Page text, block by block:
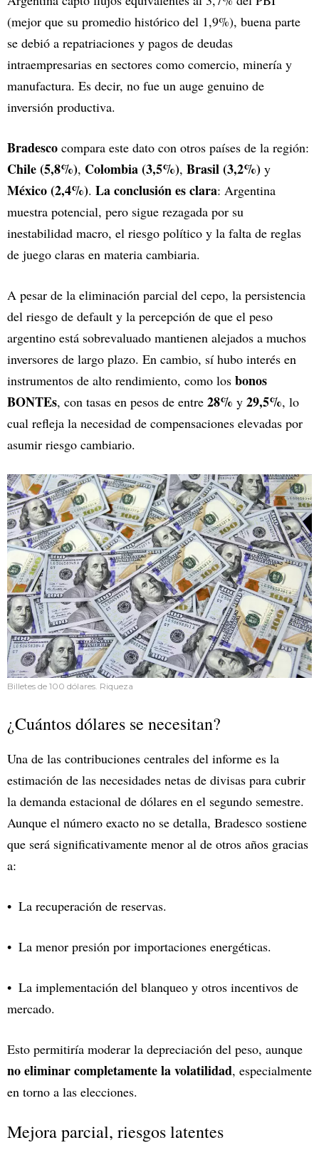
(mejor que su promedio histórico del 1,9%), buena parte
se debió a repatriaciones y pagos de deudas
intraempresarias en sectores como comercio, minería y
manufactura. Es decir, no fue un auge genuino de
inversión productiva.
Bradesco compara este dato con otros países de la región:
Chile (5,8%), Colombia (3,5%), Brasil (3,2%) y
México (2,4%). La conclusión es clara: Argentina
muestra potencial, pero sigue rezagada por su
inestabilidad macro, el riesgo político y la falta de reglas
de juego claras en materia cambiaria.
A pesar de la eliminación parcial del cepo, la persistencia
del riesgo de default y la percepción de que el peso
argentino está sobrevaluado mantienen alejados a muchos
inversores de largo plazo. En cambio, sí hubo interés en
instrumentos de alto rendimiento, como los bonos
BONTEs, con tasas en pesos de entre 28% y 29,5%, lo
cual refleja la necesidad de compensaciones elevadas por
asumir riesgo cambiario.
Billetes de 100 dólares. Riqueza
¿Cuántos dólares se necesitan?
Una de las contribuciones centrales del informe es la
estimación de las necesidades netas de divisas para cubrir
la demanda estacional de dólares en el segundo semestre.
Aunque el número exacto no se detalla, Bradesco sostiene
que será significativamente menor al de otros años gracias
a:
La recuperación de reservas.
La menor presión por importaciones energéticas.
La implementación del blanqueo y otros incentivos de
mercado.
Esto permitiría moderar la depreciación del peso, aunque
no eliminar completamente la volatilidad, especialmente
en torno a las elecciones.
Mejora parcial, riesgos latentes